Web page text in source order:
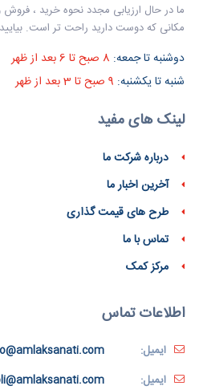
ما در حال ارزیابی مجدد نحوه خرید ، فروش
مکانی که دوست دارید راحت تر است. بیایید
دوشنبه تا جمعه:
شنبه تا یکشنبه:
لینک های مفید
درباره شرکت ما
آخرین اخبار ما
طرح های قیمت گذاری
تماس با ما
مرکز کمک
اطلاعات تماس
ایمیل:
ایمیل: